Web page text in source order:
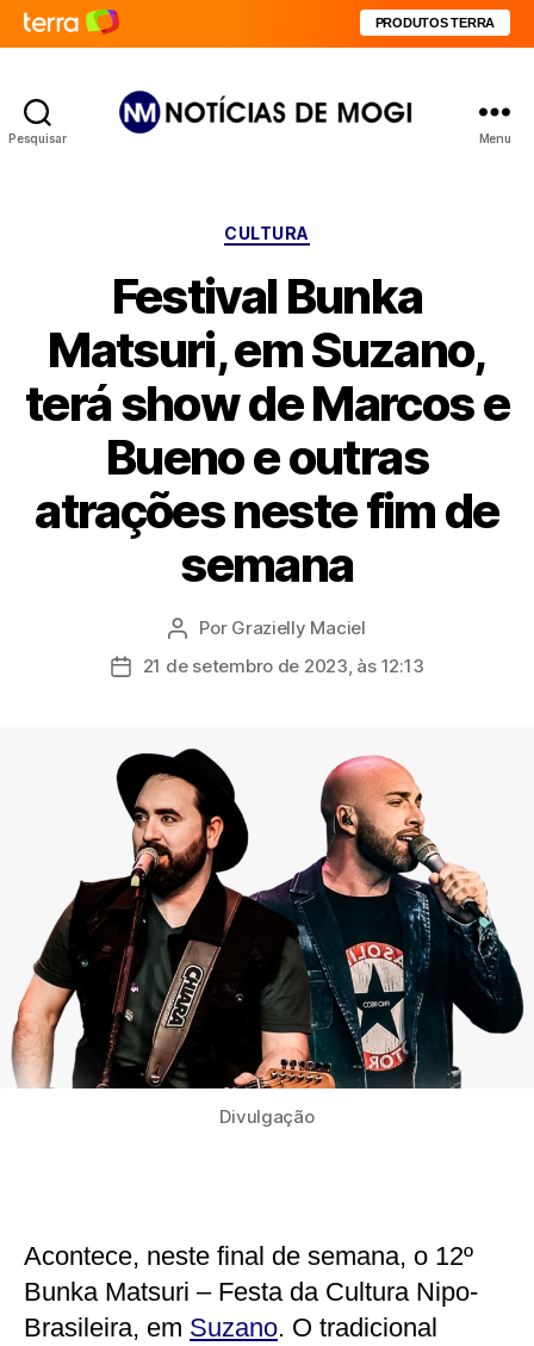
PRODUTOS TERRA
Pesquisar Menu
Categorias
CULTURA
Festival Bunka
Matsuri, em Suzano,
terá show de Marcos e
Bueno e outras
atrações neste fim de
semana
Autor
Por Grazielly Maciel
Data21 de setembro de 2023, às 12:13
Divulgação
Acontece, neste final de semana, o 12º
Bunka Matsuri – Festa da Cultura Nipo-
Brasileira, em Suzano. O tradicional